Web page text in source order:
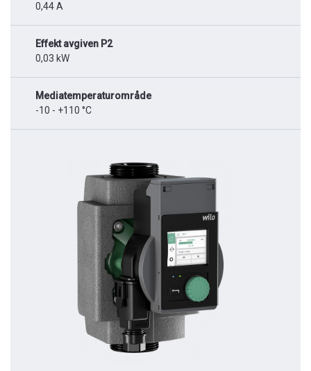
0,44 A
Effekt avgiven P2
0,03 kW
Mediatemperaturområde
-10 - +110 °C